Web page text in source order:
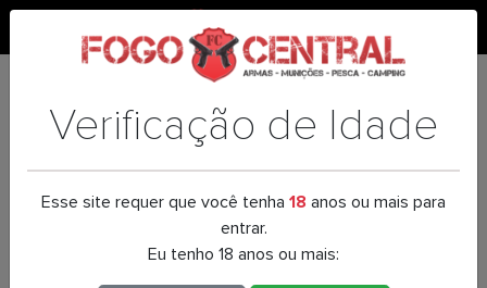
PISTOLA BERSA THUNDER 380
Verificação de Idade
Esse site requer que você tenha 18 anos ou mais para
entrar.
Eu tenho 18 anos ou mais: